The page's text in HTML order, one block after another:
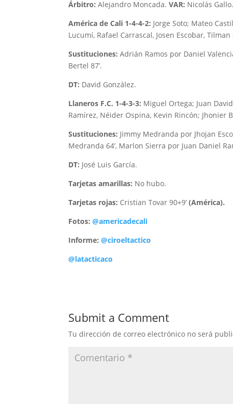
Árbitro: Alejandro Moncada.VAR: Nicolás Gallo.
América de Cali 1-4-4-2: Jorge Soto; Mateo
Lucumí, Rafael Carrascal, Josen Escobar,
Sustituciones: Adrián Ramos por Daniel
Bertel 87’.
DT: David González.
Llaneros F.C. 1-4-3-3: Miguel Ortega; Juan
Ramírez, Néider Ospina, Kevin Rincón; Jhonier
Sustituciones: Jimmy Medranda por Jhojan
Medranda 64’, Marlon Sierra por Juan Daniel
DT: José Luis García.
Tarjetas amarillas: No hubo.
Tarjetas rojas: Cristian Tovar 90+9’(América).
Fotos:@americadecali
Informe:@ciroeltactico
@latacticaco
Submit a Comment
Tu dirección de correo electrónico no será